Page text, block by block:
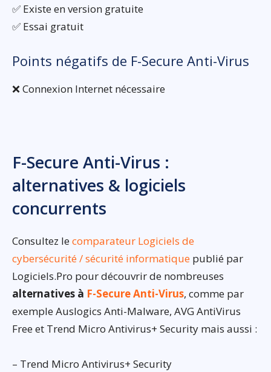
✅ Existe en version gratuite
✅ Essai gratuit
Points négatifs de F-Secure Anti-Virus
❌ Connexion Internet nécessaire
F-Secure Anti-Virus :
alternatives & logiciels
concurrents
Consultez lecomparateur Logiciels de
cybersécurité / sécurité informatique publié par
Logiciels.Pro pour découvrir de nombreuses
alternatives à F-Secure Anti-Virus, comme par
exemple Auslogics Anti-Malware, AVG AntiVirus
Free et Trend Micro Antivirus+ Security mais aussi :
– Trend Micro Antivirus+ Security